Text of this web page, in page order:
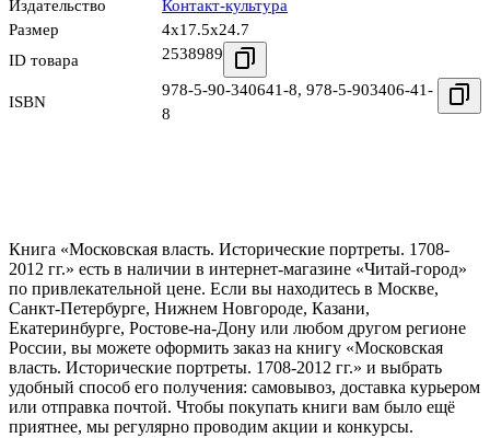
Издательство
Контакт-культура
Размер
4x17.5x24.7
ID товара
2538989
ISBN
978-5-90-340641-8, 978-5-903406-41-
8
Книга «Московская власть. Исторические портреты. 1708-
2012 гг.» есть в наличии в интернет-магазине «Читай-город»
по привлекательной цене. Если вы находитесь в Москве,
Санкт-Петербурге, Нижнем Новгороде, Казани,
Екатеринбурге, Ростове-на-Дону или любом другом регионе
России, вы можете оформить заказ на книгу «Московская
власть. Исторические портреты. 1708-2012 гг.» и выбрать
удобный способ его получения: самовывоз, доставка курьером
или отправка почтой. Чтобы покупать книги вам было ещё
приятнее, мы регулярно проводим акции и конкурсы.